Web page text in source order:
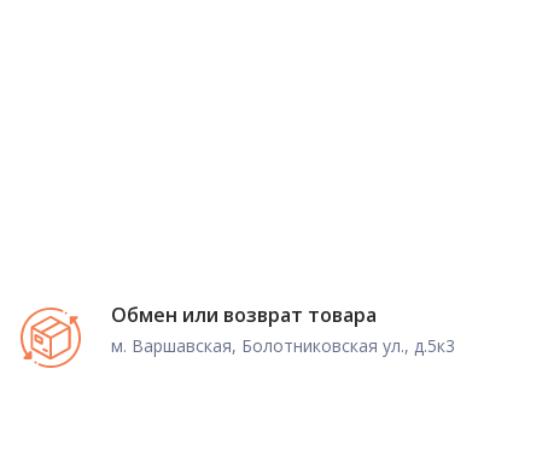
Обмен или возврат товара
м. Варшавская, Болотниковская ул., д.5к3